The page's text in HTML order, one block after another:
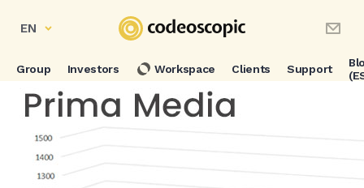
EN
Group Investors Workspace Clients Support